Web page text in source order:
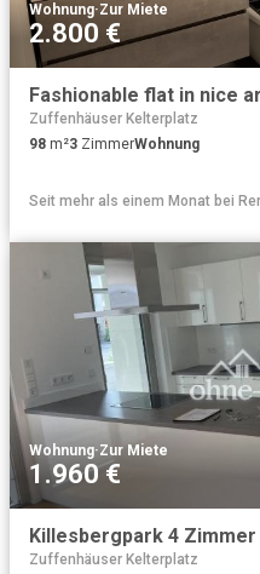
Wohnung·Zur Miete
2.800 €
Fashionable flat in nice
Zuffenhäuser Kelterplatz
98 m²3 ZimmerWohnung
Seit mehr als einem Monat bei
Wohnung·Zur Miete
1.960 €
Zuffenhäuser Kelterplatz